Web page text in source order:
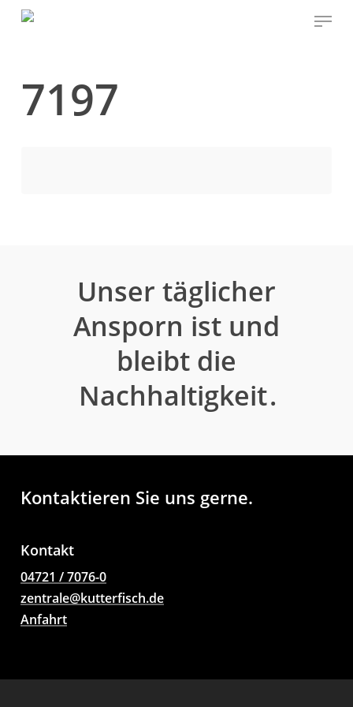
Menu
7197
Unser täglicher
Ansporn ist und
bleibt die
Nachhaltigkeit.
Kontaktieren Sie uns gerne.
Kontakt
04721 / 7076-0
zentrale@kutterfisch.de
Anfahrt